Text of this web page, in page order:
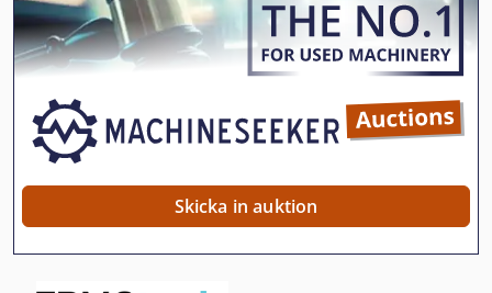
Däck Med Fälg
Däck Och Hjul
En Del Brickor
En Del Enhet
Fin Struktur
Skicka in auktion